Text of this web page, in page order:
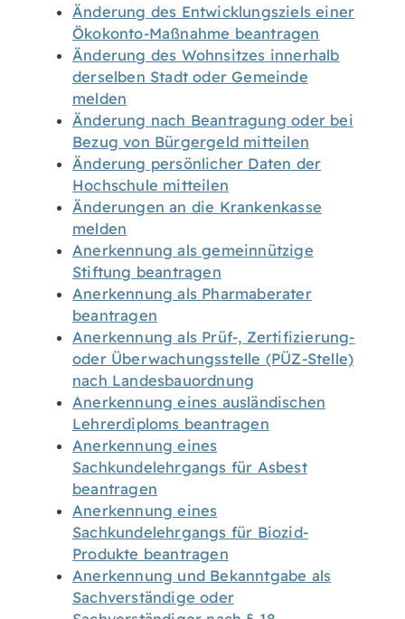
Änderung des Entwicklungsziels einer
Ökokonto-Maßnahme beantragen
Änderung des Wohnsitzes innerhalb
derselben Stadt oder Gemeinde
melden
Änderung nach Beantragung oder bei
Bezug von Bürgergeld mitteilen
Änderung persönlicher Daten der
Hochschule mitteilen
Änderungen an die Krankenkasse
melden
Anerkennung als gemeinnützige
Stiftung beantragen
Anerkennung als Pharmaberater
beantragen
Anerkennung als Prüf-, Zertifizierung-
oder Überwachungsstelle (PÜZ-Stelle)
nach Landesbauordnung
Anerkennung eines ausländischen
Lehrerdiploms beantragen
Anerkennung eines
Sachkundelehrgangs für Asbest
beantragen
Anerkennung eines
Sachkundelehrgangs für Biozid-
Produkte beantragen
Anerkennung und Bekanntgabe als
Sachverständige oder